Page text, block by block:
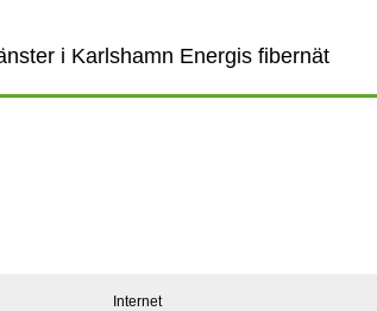
i Karlshamn Energis fibernät
Internet